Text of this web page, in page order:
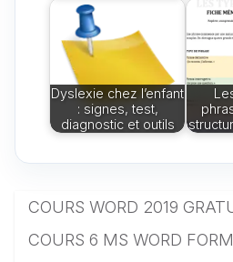
Dyslexie chez l’enfant
: signes, test,
diagnostic et outils
COURS WORD 2019
COURS 6 MS WORD